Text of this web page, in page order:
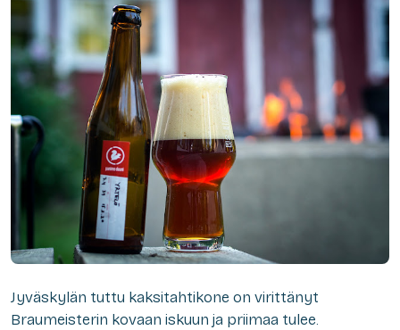
Jyväskylän tuttu kaksitahtikone on virittänyt
Braumeisterin kovaan iskuun ja priimaa tulee.